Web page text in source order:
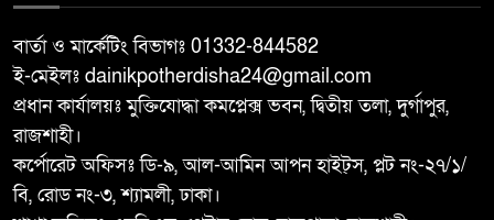
মাদক কারবারি আটক
আত্রাইয়ে ২০ লাখ টাকা মূল্যের ট্রাক্টর
চুরি
৯
বাঘা পৌরসভার উন্নয়নে পাঁচটি
প্রকল্পের উদ্বোধন করলেন সংসদ
১০
বার্তা ও মার্কেটিং বিভাগঃ 01332-844582
ই-মেইলঃ dainikpotherdisha24@gmail.com
প্রধান কার্যালয়ঃ মুক্তিযোদ্ধা কমপ্লেক্স ভবন, দ্বিতীয় তলা, দুর্গাপুর,
রাজশাহী।
কর্পোরেট অফিসঃ ডি-৯, আল-আমিন আপন হাইট্স, প্লট নং-২৭/১/
বি, রোড নং-৩, শ্যামলী, ঢাকা।